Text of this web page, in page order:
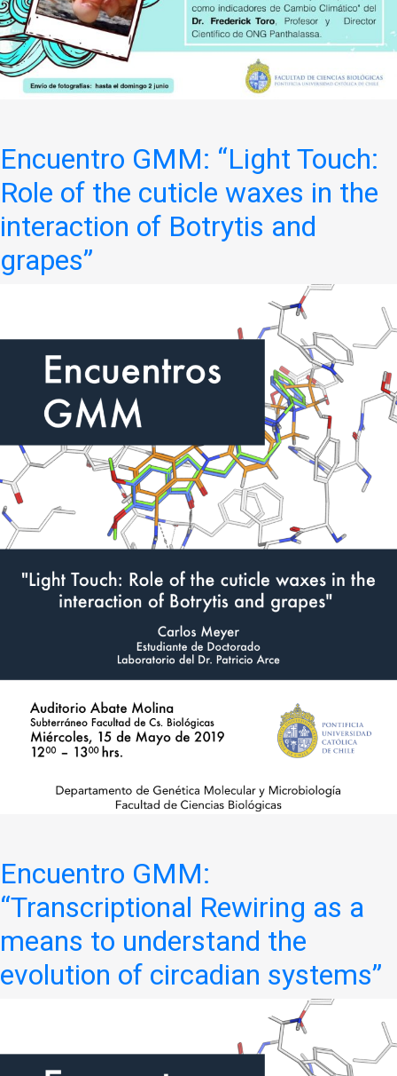
Encuentro GMM: “Light Touch:
Role of the cuticle waxes in the
interaction of Botrytis and
grapes”
Encuentro GMM:
“Transcriptional Rewiring as a
means to understand the
evolution of circadian systems”